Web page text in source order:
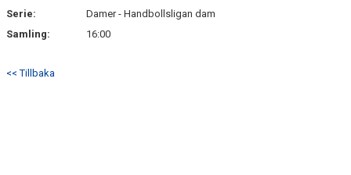
Serie:
Damer - Handbollsligan dam
Samling:
16:00
<< Tillbaka